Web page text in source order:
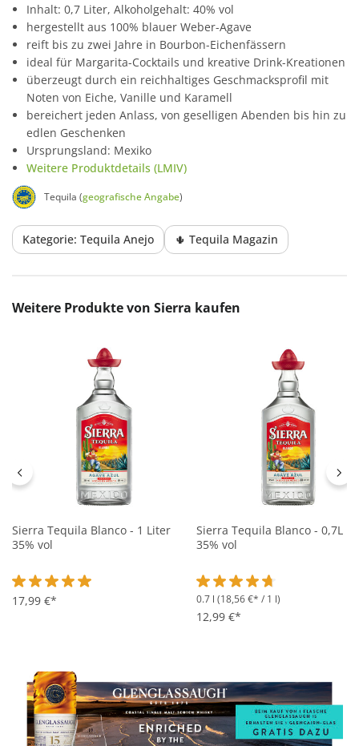
Inhalt: 0,7 Liter, Alkoholgehalt: 40% vol
hergestellt aus 100% blauer Weber-Agave
reift bis zu zwei Jahre in Bourbon-Eichenfässern
ideal für Margarita-Cocktails und kreative Drink-Kreationen
überzeugt durch ein reichhaltiges Geschmacksprofil mit
Noten von Eiche, Vanille und Karamell
bereichert jeden Anlass, von geselligen Abenden bis hin zu
edlen Geschenken
Ursprungsland: Mexiko
Weitere Produktdetails (LMIV)
Tequila (geografische Angabe)
Kategorie: Tequila Anejo 🌵 Tequila Magazin
Produktgalerie überspringen
Weitere Produkte von Sierra kaufen
Sierra Tequila Blanco - 1 Liter
35% vol
Durchschnittliche Bewertung von 5 von 5 Sternen
17,99 €*
Sierra Tequila Blanco - 0,7L
35% vol
Durchschnittliche
0.7 l (18,56 €* / 1 l)
12,99 €*